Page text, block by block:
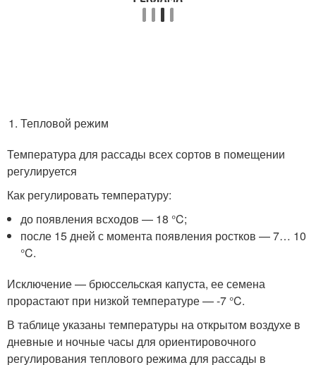
Тепловой режим
Температура для рассады всех сортов в помещении
регулируется
Как регулировать температуру:
до появления всходов — 18 °C;
после 15 дней с момента появления ростков — 7… 10
°C.
Исключение — брюссельская капуста, ее семена
прорастают при низкой температуре — -7 °C.
В таблице указаны температуры на открытом воздухе в
дневные и ночные часы для ориентировочного
регулирования теплового режима для рассады в